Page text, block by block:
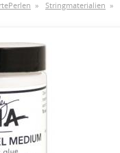
» Stringmaterialien »